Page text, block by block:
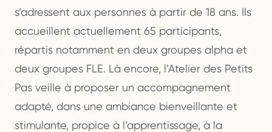
s’adressent aux personnes à partir de 18 ans. Ils
accueillent actuellement 65 participants,
répartis notamment en deux groupes alpha et
deux groupes FLE. Là encore, l’Atelier des Petits
Pas veille à proposer un accompagnement
adapté, dans une ambiance bienveillante et
stimulante, propice à l’apprentissage, à la